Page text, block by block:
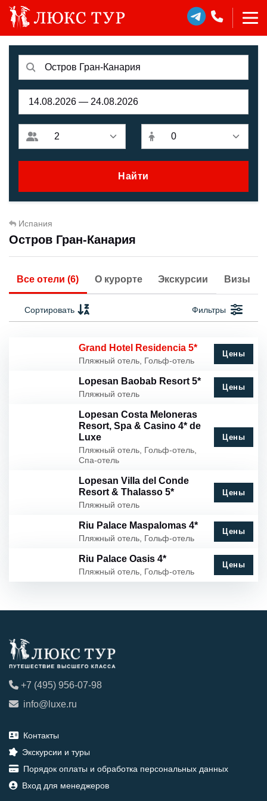
Найти
Испания
Остров Гран-Канария
Все отели (6) О курорте Экскурсии Визы
Сортировать Фильтры
Grand Hotel Residencia 5*
Пляжный отель, Гольф-отель
Цены
Lopesan Baobab Resort 5*
Пляжный отель
Цены
Lopesan Costa Meloneras
Resort, Spa & Casino 4* de
Luxe
Пляжный отель, Гольф-отель,
Спа-отель
Цены
Lopesan Villa del Conde
Resort & Thalasso 5*
Пляжный отель
Цены
Riu Palace Maspalomas 4*
Пляжный отель, Гольф-отель
Цены
Riu Palace Oasis 4*
Пляжный отель, Гольф-отель
Цены
+7 (495) 956-07-98
info@luxe.ru
Контакты
Экскурсии и туры
Порядок оплаты и обработка персональных данных
Вход для менеджеров